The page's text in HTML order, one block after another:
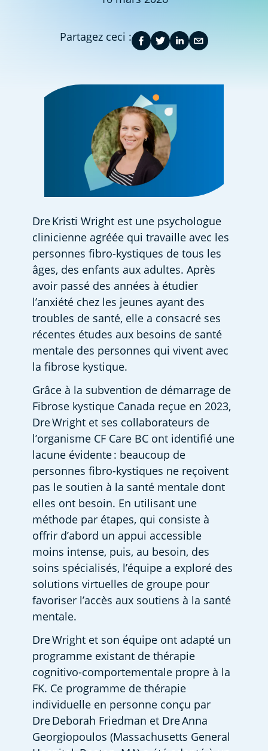
Partagez ceci :
Dre Kristi Wright est une psychologue
clinicienne agréée qui travaille avec les
personnes fibro-kystiques de tous les
âges, des enfants aux adultes. Après
avoir passé des années à étudier
l’anxiété chez les jeunes ayant des
troubles de santé, elle a consacré ses
récentes études aux besoins de santé
mentale des personnes qui vivent avec
la fibrose kystique.
Grâce à la subvention de démarrage de
Fibrose kystique Canada reçue en 2023,
Dre Wright et ses collaborateurs de
l’organisme CF Care BC ont identifié une
lacune évidente : beaucoup de
personnes fibro-kystiques ne reçoivent
pas le soutien à la santé mentale dont
elles ont besoin. En utilisant une
méthode par étapes, qui consiste à
offrir d’abord un appui accessible
moins intense, puis, au besoin, des
soins spécialisés, l’équipe a exploré des
solutions virtuelles de groupe pour
favoriser l’accès aux soutiens à la santé
mentale.
Dre Wright et son équipe ont adapté un
programme existant de thérapie
cognitivo-comportementale propre à la
FK. Ce programme de thérapie
individuelle en personne conçu par
Dre Deborah Friedman et Dre Anna
Georgiopoulos (Massachusetts General